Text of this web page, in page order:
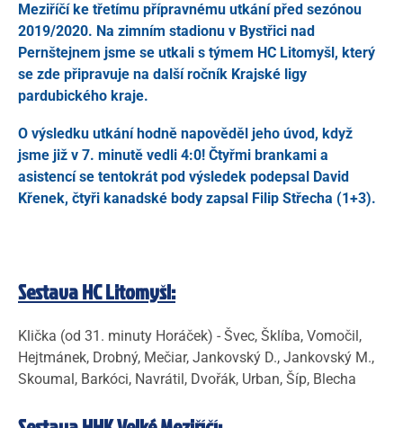
Meziříčí ke třetímu přípravnému utkání před sezónou
2019/2020. Na zimním stadionu v Bystřici nad
Pernštejnem jsme se utkali s týmem HC Litomyšl, který
se zde připravuje na další ročník Krajské ligy
pardubického kraje.
O výsledku utkání hodně napověděl jeho úvod, když
jsme již v 7. minutě vedli 4:0! Čtyřmi brankami a
asistencí se tentokrát pod výsledek podepsal David
Křenek, čtyři kanadské body zapsal Filip Střecha (1+3).
SestavaHC Litomyšl:
Klička (od 31. minuty Horáček) - Švec, Šklíba, Vomočil,
Hejtmánek, Drobný, Mečiar, Jankovský D., Jankovský M.,
Skoumal, Barkóci, Navrátil, Dvořák, Urban, Šíp, Blecha